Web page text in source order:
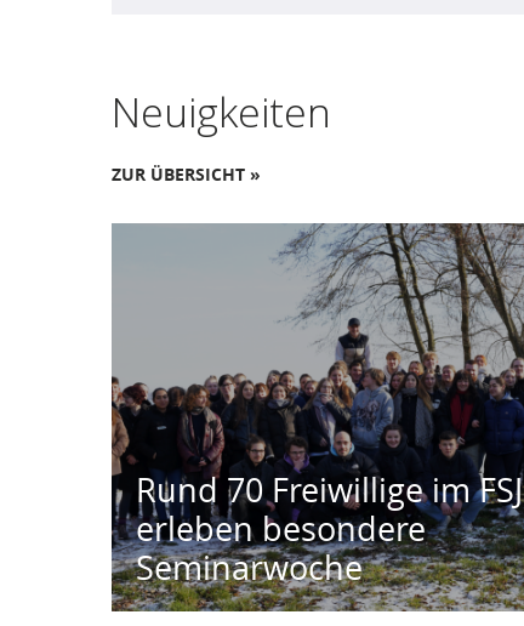
Neuigkeiten
ZUR ÜBERSICHT »
Rund 70 Freiwillige im FSJ
erleben besondere
Seminarwoche